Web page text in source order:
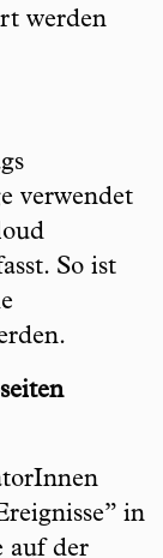
werden
verwendet
So ist
in
auf der